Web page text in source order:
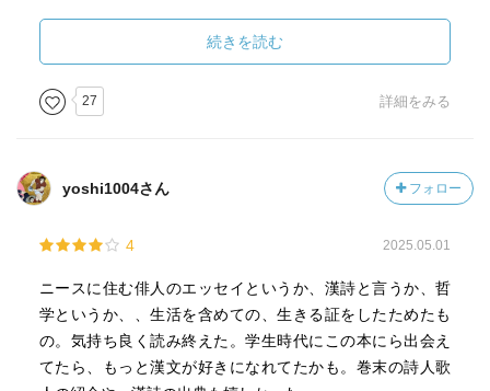
小津さんの訳
どんな人に寒さはいち早く訪れるのか
寒さが早いのは 柴や薪をとる人だ
楽に暮らせるあてもなく
割れた甕の口を窓にした貧しい家に帰る
（以下略）
自分も「左遷された」という悲しい身だが、讃岐の貧しい
人々の暮らしを目の当たりにし、エリート官僚には書けな
い人間的で温かく、悲しい詩だ。こんな漢詩も書かれてい
たのだと小津さんが訳してくれなければ、知らなかった。
漢詩は見た目は四角四面だが、中身は定型ではなく自由
エッセイでは、作者が公道を裸で歩いて家に帰った話や、
洗濯機にお湯を入れてお風呂にしていた話など、さらっと
母親がブロンドの長い髪を梳かして、ブラシについた毛を
があった話というが素敵だった。
肝心の漢詩では、以下の２つが良かった
『蜘蛛の巣づくりを見る』 島田忠臣
『水中の影』 桑原広田麻呂
続きを読む
27 詳細をみる
yoshi1004さん フォロー
4 2025.05.01
ニースに住む俳人のエッセイというか、漢詩と言うか、哲
学というか、、生活を含めての、生きる証をしたためたも
の。気持ち良く読み終えた。学生時代にこの本にら出会え
てたら、もっと漢文が好きになれてたかも。巻末の詩人歌